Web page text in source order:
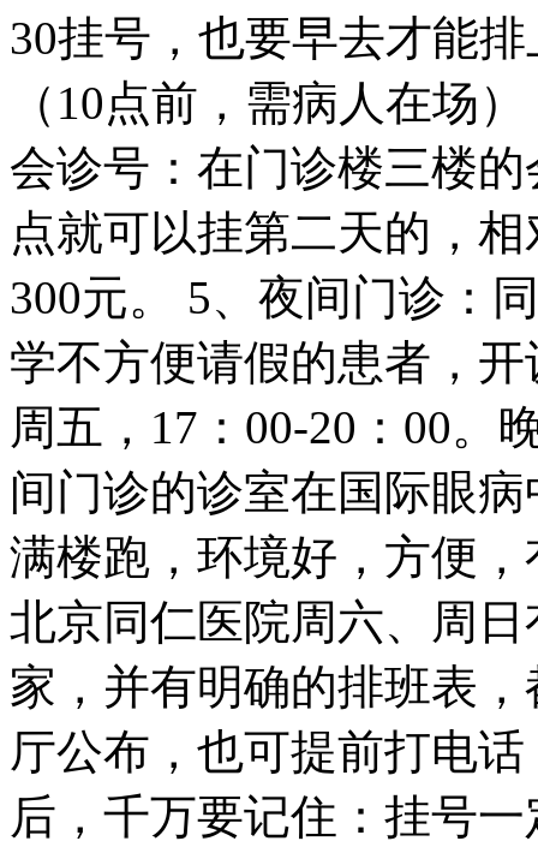
30挂号，也要早去才能
（10点前，需病人在场
会诊号：在门诊楼三楼
点就可以挂第二天的，
300元。 5、夜间门诊：
学不方便请假的患者，
周五，17：00-20：00。
间门诊的诊室在国际眼
满楼跑，环境好，方便
北京同仁医院周六、周
家，并有明确的排班表
厅公布，也可提前打电
后，千万要记住：挂号